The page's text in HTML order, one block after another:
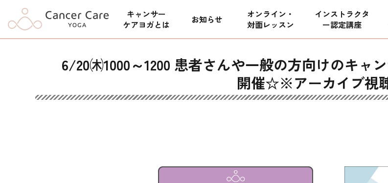
キャンサー
ケアヨガとは
お知らせ
オンライン・
対面レッスン
インストラクタ
ー認定講座
6/20㈭1000～1200 患者さんや一般の方向けのキャ
開催☆※アーカイブ視